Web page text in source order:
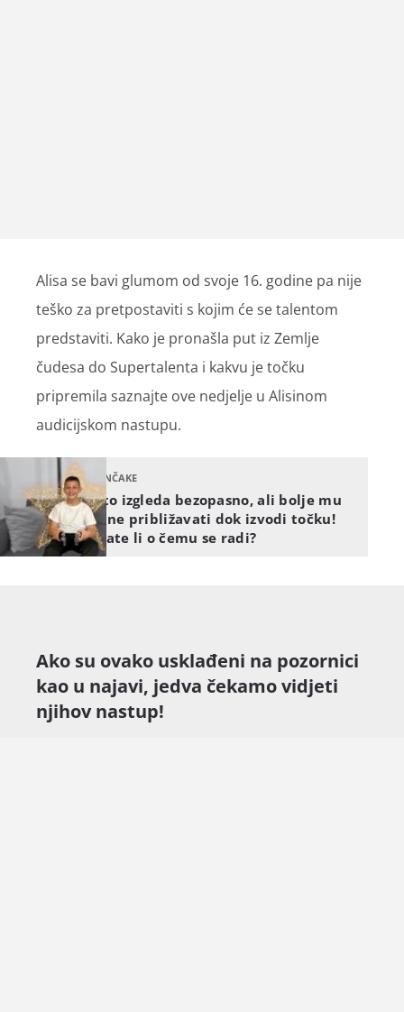
Alisa se bavi glumom od svoje 16. godine pa nije
teško za pretpostaviti s kojim će se talentom
predstaviti. Kako je pronašla put iz Zemlje
čudesa do Supertalenta i kakvu je točku
pripremila saznajte ove nedjelje u Alisinom
audicijskom nastupu.
NUNČAKE
Vito izgleda bezopasno, ali bolje mu
se ne približavati dok izvodi točku!
Znate li o čemu se radi?
Ako su ovako usklađeni na pozornici
kao u najavi, jedva čekamo vidjeti
njihov nastup!